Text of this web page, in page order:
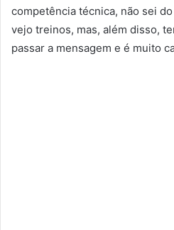
competência técnica, não sei
vejo treinos, mas, além disso,
passar a mensagem e é muito